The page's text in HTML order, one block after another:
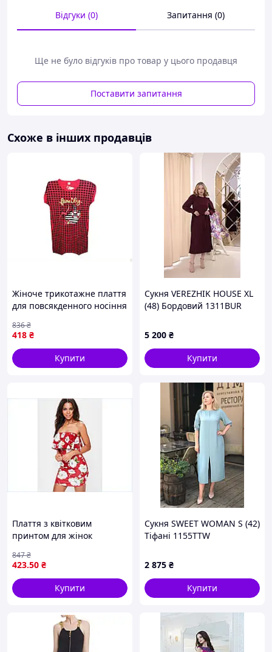
Відгуки (0) Запитання (0)
Ще не було відгуків про товар у цього продавця
Поставити запитання
Схоже в інших продавців
Жіноче трикотажне плаття
для повсякденного носіння
розмір 52
418 ₴
836₴
Купити
Сукня VEREZHIK HOUSE XL
(48) Бордовий 1311BUR
5 200 ₴
Купити
Плаття з квітковим
принтом для жінок
літніх прогулянок і вечірок
423.50 ₴
847₴
Купити
Сукня SWEET WOMAN S (42)
Тіфані 1155TTW
2 875 ₴
Купити